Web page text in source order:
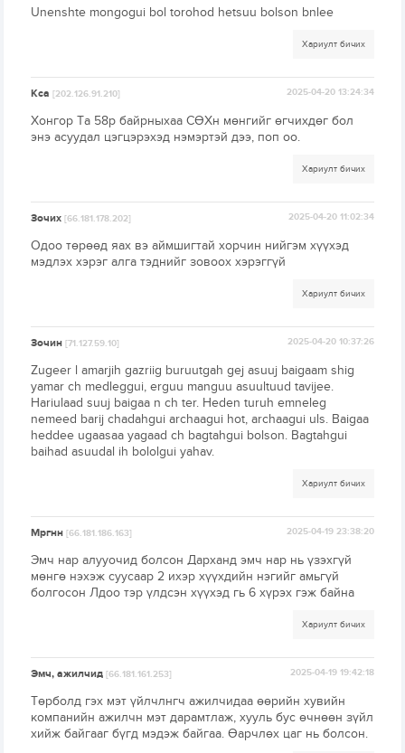
Unenshte mongogui bol torohod hetsuu bolson bnlee
Хариулт бичих
Kca[202.126.91.210] 2025-04-20 13:24:34
Хонгор Та 58р байрныхаа СӨХн мөнгийг өгчихдөг бол
энэ асуудал цэгцэрэхэд нэмэртэй дээ, поп оо.
Хариулт бичих
Зочих[66.181.178.202] 2025-04-20 11:02:34
Одоо төрөөд яах вэ аймшигтай хорчин нийгэм хүүхэд
мэдлэх хэрэг алга тэднийг зовоох хэрэггүй
Хариулт бичих
Зочин[71.127.59.10] 2025-04-20 10:37:26
Zugeer l amarjih gazriig buruutgah gej asuuj baigaam shig
yamar ch medleggui, erguu manguu asuultuud tavijee.
Hariulaad suuj baigaa n ch ter. Heden turuh emneleg
nemeed barij chadahgui archaagui hot, archaagui uls. Baigaa
heddee ugaasaa yagaad ch bagtahgui bolson. Bagtahgui
baihad asuudal ih bololgui yahav.
Хариулт бичих
Мргнн[66.181.186.163] 2025-04-19 23:38:20
Эмч нар алууочид болсон Дарханд эмч нар нь үзэхгүй
мөнгө нэхэж суусаар 2 ихэр хүүхдийн нэгийг амьгүй
болгосон Лдоо тэр үлдсэн хүүхэд гь 6 хүрэх гэж байна
Хариулт бичих
Эмч, ажилчид[66.181.161.253] 2025-04-19 19:42:18
Төрболд гэх мэт үйлчлнгч ажилчидаа өөрийн хувийн
компанийн ажилчн мэт дарамтлаж, хууль бус өчнөөн зүйл
хийж байгааг бүгд мэдэж байгаа. Өарчлөх цаг нь болсон.